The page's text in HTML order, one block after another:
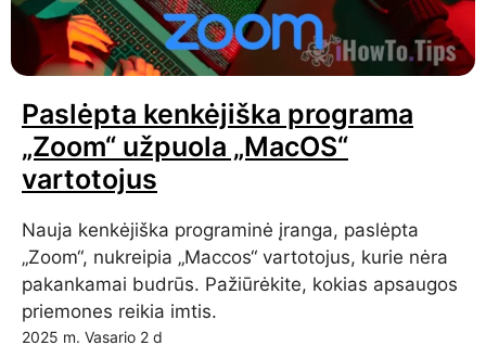
Paslėpta kenkėjiška programa
„Zoom“ užpuola „MacOS“
vartotojus
Nauja kenkėjiška programinė įranga, paslėpta
„Zoom“, nukreipia „Maccos“ vartotojus, kurie nėra
pakankamai budrūs. Pažiūrėkite, kokias apsaugos
priemones reikia imtis.
2025 m. Vasario 2 d